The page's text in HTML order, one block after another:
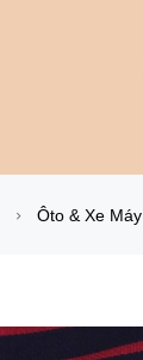
Ôto & Xe Máy